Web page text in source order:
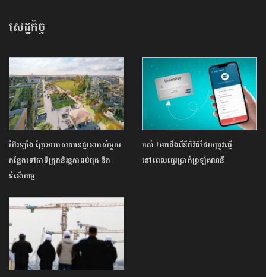
សេដ្ឋកិច្ច
ប៊ែរឡាំង ប្រែអាកាសយានដ្ឋានចាស់មួយ
កន្លែងទៅជាទីក្រុងនិរន្តភាពបំផុត និង
ទំនើបកម្ម
តស់ ! មកដឹងពីនីតិវិធីដែលត្រូវធ្វើ
នៅពេលផ្ទេរប្រាក់ច្រឡំគណនី